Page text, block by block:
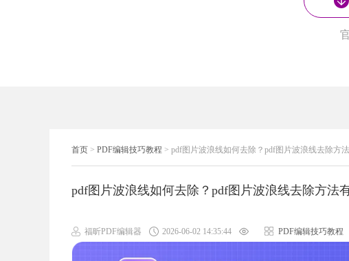
首页 > PDF编辑技巧教程 > pdf图片波浪线如何去除？pdf图片波浪线去除方
pdf图片波浪线如何去除？pdf图片波浪线去除方法
福昕PDF编辑器 2026-06-02 14:35:44 PDF编辑技巧教程